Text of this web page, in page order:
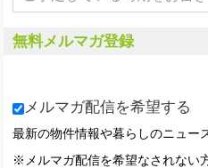
無料メルマガ登録
メルマガ配信を希望する
最新の物件情報や暮らしのニュー
※メルマガ配信を希望なされない